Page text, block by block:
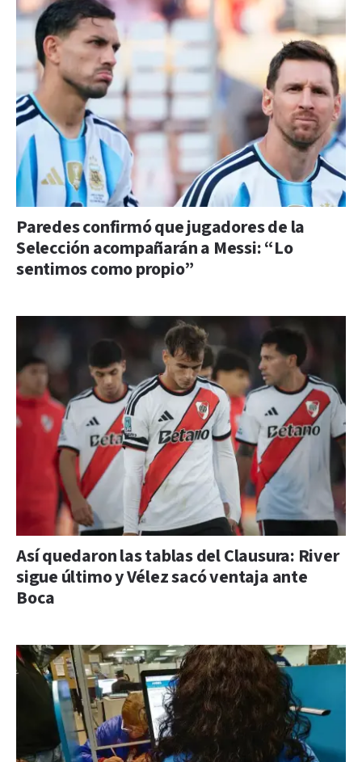
Paredes confirmó que jugadores de la
Selección acompañarán a Messi: “Lo
sentimos como propio”
Así quedaron las tablas del Clausura: River
sigue último y Vélez sacó ventaja ante
Boca